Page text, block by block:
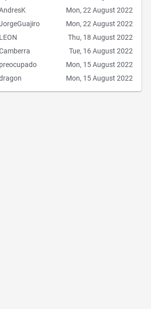
Mon, 22 August 2022
Mon, 22 August 2022
Thu, 18 August 2022
LEON
Tue, 16 August 2022
Mon, 15 August 2022
preocupado
Mon, 15 August 2022